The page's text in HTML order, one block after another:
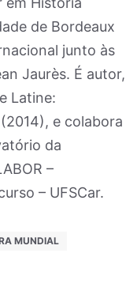
de Bordeaux
junto às
Jaurès. É autor,
Latine:
e colabora
da
–
– UFSCar.
MUNDIAL